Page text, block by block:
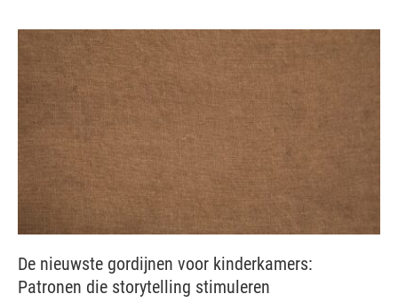
De nieuwste gordijnen voor kinderkamers:
Patronen die storytelling stimuleren